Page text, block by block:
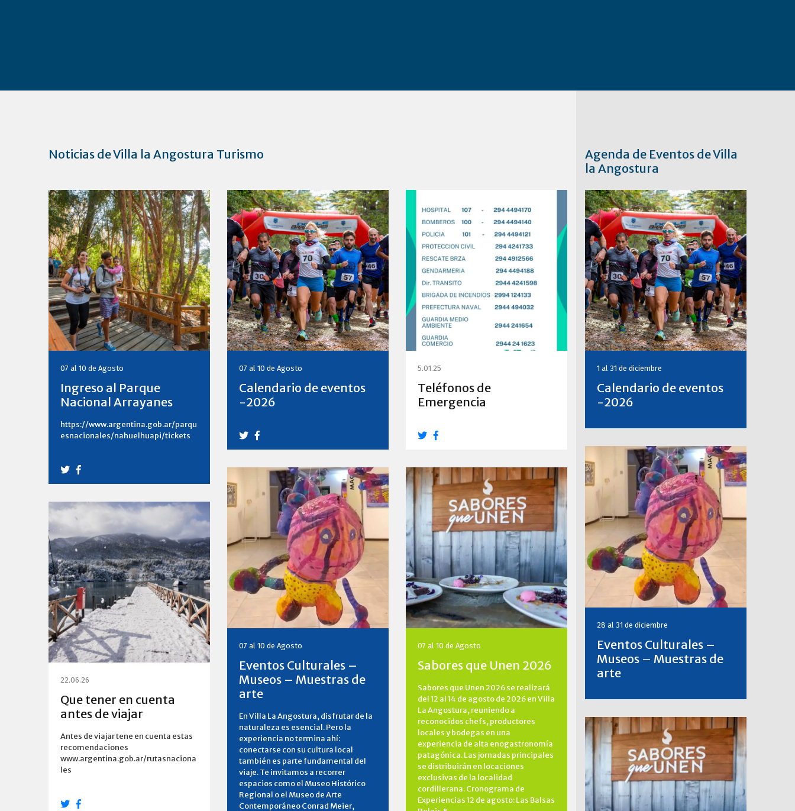
Noticias de Villa la Angostura Turismo
07 al 10 de Agosto
Ingreso al Parque
Nacional Arrayanes
https://www.argentina.gob.ar/parqu
esnacionales/nahuelhuapi/tickets
07 al 10 de Agosto
Calendario de eventos
-2026
5.01.25
Teléfonos de
Emergencia
07 al 10 de Agosto
Eventos Culturales –
Museos – Muestras de
arte
En Villa La Angostura, disfrutar de la
naturaleza es esencial. Pero la
experiencia no termina ahí:
conectarse con su cultura local
también es parte fundamental del
viaje. Te invitamos a recorrer
espacios como el Museo Histórico
Regional o el Museo de Arte
Contemporáneo Conrad Meier,
07 al 10 de Agosto
Sabores que Unen 2026
Sabores que Unen 2026 se realizará
del 12 al 14 de agosto de 2026 en Villa
La Angostura, reuniendo a
reconocidos chefs, productores
locales y bodegas en una
experiencia de alta enogastronomía
patagónica. Las jornadas principales
se distribuirán en locaciones
exclusivas de la localidad
cordillerana. Cronograma de
Experiencias 12 de agosto: Las Balsas
22.06.26
Que tener en cuenta
antes de viajar
Antes de viajar tene en cuenta estas
recomendaciones
www.argentina.gob.ar/rutasnaciona
les
Agenda de Eventos de Villa
la Angostura
1 al 31 de diciembre
Calendario de eventos
-2026
28 al 31 de diciembre
Eventos Culturales –
Museos – Muestras de
arte